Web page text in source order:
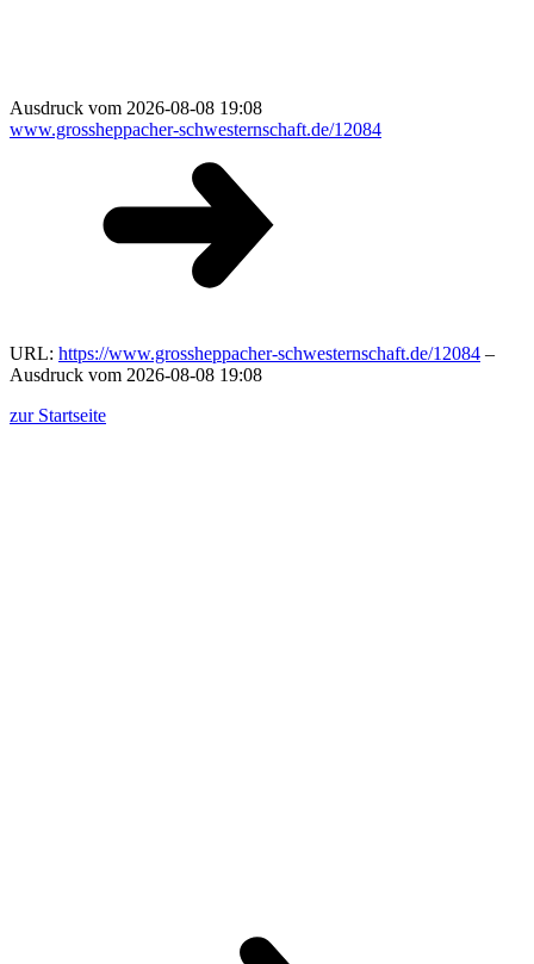
Ausdruck vom 2026-08-08 19:08
www.grossheppacher-schwesternschaft.de/12084
URL: https://www.grossheppacher-schwesternschaft.de/12084 –
Ausdruck vom 2026-08-08 19:08
zur Startseite